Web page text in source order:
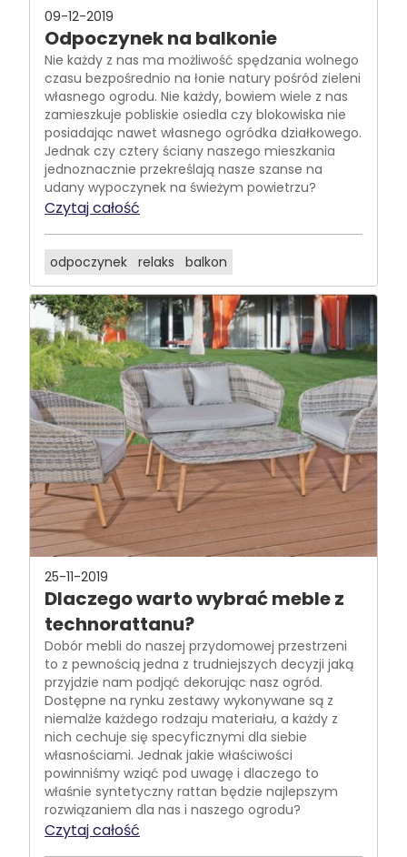
09-12-2019
Odpoczynek na balkonie
Nie każdy z nas ma możliwość spędzania wolnego
czasu bezpośrednio na łonie natury pośród zieleni
własnego ogrodu. Nie każdy, bowiem wiele z nas
zamieszkuje pobliskie osiedla czy blokowiska nie
posiadając nawet własnego ogródka działkowego.
Jednak czy cztery ściany naszego mieszkania
jednoznacznie przekreślają nasze szanse na
udany wypoczynek na świeżym powietrzu?
Czytaj całość
odpoczynek relaks balkon
25-11-2019
Dlaczego warto wybrać meble z
technorattanu?
Dobór mebli do naszej przydomowej przestrzeni
to z pewnością jedna z trudniejszych decyzji jaką
przyjdzie nam podjąć dekorując nasz ogród.
Dostępne na rynku zestawy wykonywane są z
niemalże każdego rodzaju materiału, a każdy z
nich cechuje się specyficznymi dla siebie
własnościami. Jednak jakie właściwości
powinniśmy wziąć pod uwagę i dlaczego to
właśnie syntetyczny rattan będzie najlepszym
rozwiązaniem dla nas i naszego ogrodu?
Czytaj całość